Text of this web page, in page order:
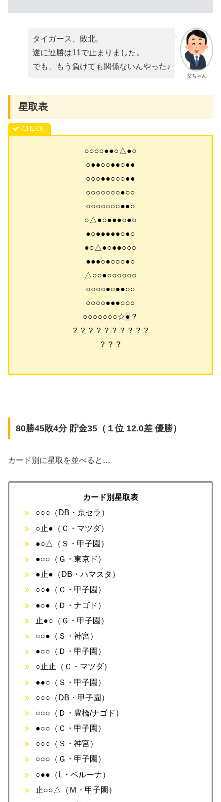
父ちゃん
タイガース、敗北。
遂に連勝は11で止まりました。
でも、もう負けても関係ないんやった♪
星取表
○○○○●●○△●○
○●●○○●●○●●
○○○●●○○○●●
○○○○○○○●○○
○○○○○○○●●○
○△●○●●●○●○
●○●●●●●○●○
●○△●○●●○○○
●●●○●○○○●○
△○○●○○○○○○
○○○○●○●●○○
○○○○●●●○○○
○○○○○○○☆● ？
？？？？？？？？？？
？？？
80勝45敗4分 貯金35（１位 12.0差 優勝）
カード別に星取を並べると…
カード別星取表
○○○（DB・京セラ）
○止●（Ｃ・マツダ）
●○△（Ｓ・甲子園）
●○○（Ｇ・東京ド）
●止●（DB・ハマスタ）
○○●（Ｃ・甲子園）
●○●（Ｄ・ナゴド）
止●○（Ｇ・甲子園）
○○●（Ｓ・神宮）
●○○（Ｄ・甲子園）
○止止（Ｃ・マツダ）
●●○（Ｓ・甲子園）
○○○（DB・甲子園）
○○○（Ｄ・豊橋/ナゴド）
●○○（Ｃ・甲子園）
○○○（Ｓ・神宮）
○○○（Ｇ・甲子園）
○●●（L・ベルーナ）
止○○△（Ｍ・甲子園）